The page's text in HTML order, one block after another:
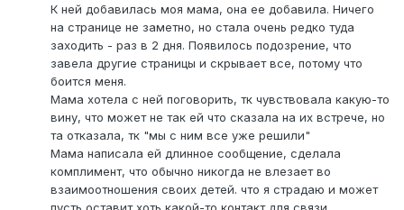
К ней добавилась моя мама, она ее добавила. Ничего
на странице не заметно, но стала очень редко туда
заходить - раз в 2 дня. Появилось подозрение, что
завела другие страницы и скрывает все, потому что
боится меня.
Мама хотела с ней поговорить, тк чувствовала какую-то
вину, что может не так ей что сказала на их встрече, но
та отказала, тк "мы с ним все уже решили"
Мама написала ей длинное сообщение, сделала
комплимент, что обычно никогда не влезает во
взаимоотношения своих детей. что я страдаю и может